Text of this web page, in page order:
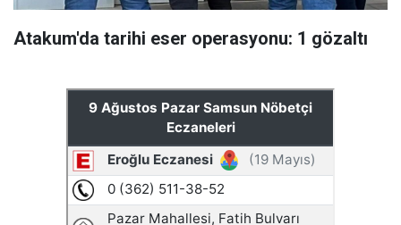
Atakum'da tarihi eser operasyonu: 1 gözaltı